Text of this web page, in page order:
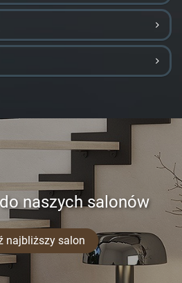
naszych salonów
najbliższy salon